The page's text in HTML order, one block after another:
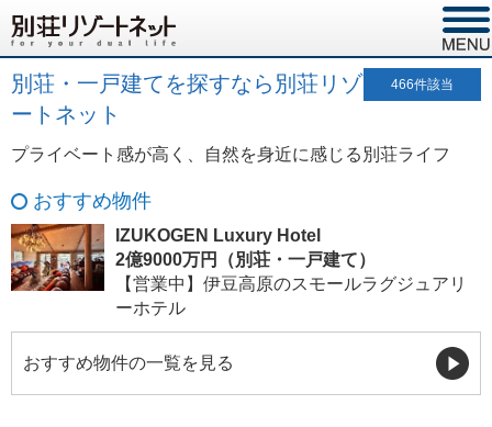
別荘・一戸建てを探すなら別荘リゾ
ートネット
466件該当
プライベート感が高く、自然を身近に感じる別荘ライフ
おすすめ物件
IZUKOGEN Luxury Hotel
2億9000万円（別荘・一戸建て）
【営業中】伊豆高原のスモールラグジュアリ
ーホテル
おすすめ物件の一覧を見る